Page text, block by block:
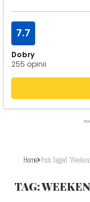
Dobry
255 opinii
7.7
Home Posts Tagged
TAG: